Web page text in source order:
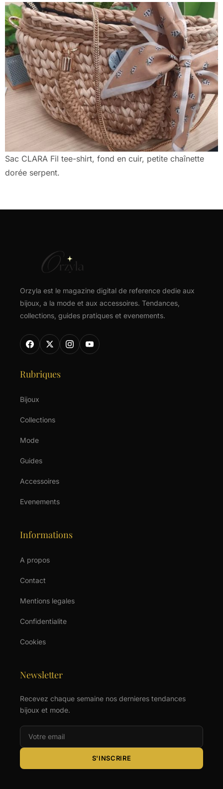
Sac CLARA Fil tee-shirt, fond en cuir, petite chaînette
dorée serpent.
Orzyla est le magazine digital de reference dedie aux
bijoux, a la mode et aux accessoires. Tendances,
collections, guides pratiques et evenements.
Rubriques
Bijoux
Collections
Mode
Guides
Accessoires
Evenements
Informations
A propos
Contact
Mentions legales
Confidentialite
Cookies
Newsletter
Recevez chaque semaine nos dernieres tendances
bijoux et mode.
S'INSCRIRE